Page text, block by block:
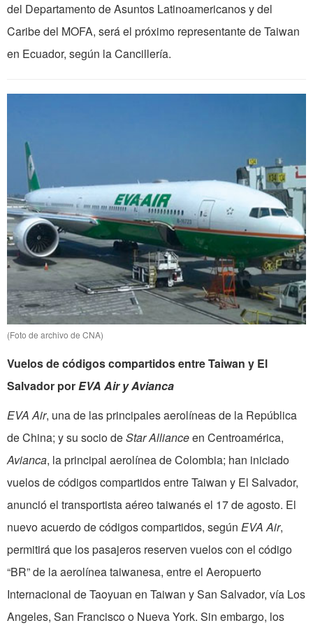
del Departamento de Asuntos Latinoamericanos y del
Caribe del MOFA, será el próximo representante de Taiwan
en Ecuador, según la Cancillería.
(Foto de archivo de CNA)
Vuelos de códigos compartidos entre Taiwan y El
Salvador porEVA Air y Avianca
EVA Air, una de las principales aerolíneas de la República
de China; y su socio deStar Allianceen Centroamérica,
Avianca, la principal aerolínea de Colombia; han iniciado
vuelos de códigos compartidos entre Taiwan y El Salvador,
anunció el transportista aéreo taiwanés el 17 de agosto. El
nuevo acuerdo de códigos compartidos, según EVA Air,
permitirá que los pasajeros reserven vuelos con el código
“BR” de la aerolínea taiwanesa, entre el Aeropuerto
Internacional de Taoyuan en Taiwan y San Salvador, vía Los
Angeles, San Francisco o Nueva York. Sin embargo, los